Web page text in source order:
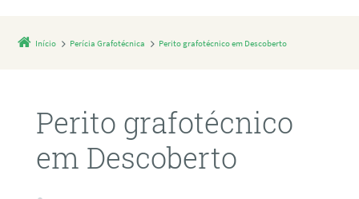
Início Perícia Grafotécnica Perito grafotécnico em Descoberto
Perito grafotécnico
em Descoberto